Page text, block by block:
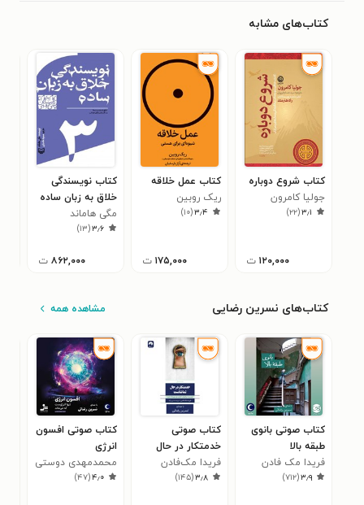
کتاب‌های مشابه
کتاب شروع دوباره
جولیا کامرون
۳٫۱(۲۲)
۱۲۰,۰۰۰ ت
کتاب عمل خلاقه
ریک روبین
۳٫۴(۱۰)
۱۷۵,۰۰۰ ت
کتاب نویسندگی
خلاق به زبان ساده
مگی هاماند
۳٫۶(۱۳)
۸۶۲,۰۰۰ ت
کتاب‌های نسرین رضایی مشاهده همه
کتاب صوتی بانوی
طبقه بالا
فریدا مک فادن
۳٫۹(۷۱۲)
کتاب صوتی
خدمتکار در حال
تماشاست
فریدا مک‌فادن
۳٫۸(۱۴۵)
کتاب صوتی افسون
انرژی
محمدمهدی دوستی
۴٫۰(۴۷)